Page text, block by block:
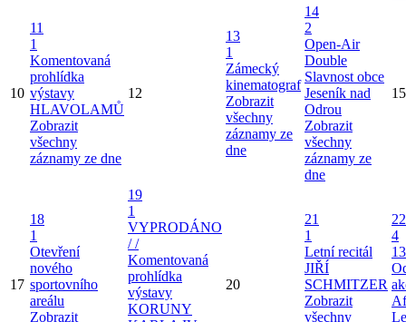
10
11
1
Komentovaná
prohlídka
výstavy
HLAVOLAMŮ
Zobrazit
všechny
záznamy ze dne
12
13
1
Zámecký
kinematograf
Zobrazit
všechny
záznamy ze
dne
14
2
Open-Air
Double
Slavnost obce
Jeseník nad
Odrou
Zobrazit
všechny
záznamy ze
dne
15
17
18
1
Otevření
nového
sportovního
areálu
Zobrazit
19
1
VYPRODÁNO
/ /
Komentovaná
prohlídka
výstavy
KORUNY
20
21
1
Letní recitál
JIŘÍ
SCHMITZER
Zobrazit
všechny
22
4